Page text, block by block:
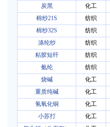
炭黑 化工
棉纱21S
纺织
棉纱32S
纺织
涤纶纱
纺织
粘胶短纤
纺织
氨纶
纺织
烧碱
化工
重质纯碱
化工
氢氧化铜
化工
小苏打
化工